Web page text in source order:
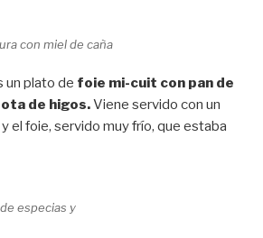
con miel de caña
un plato de foie mi-cuit con pan de
de higos.Viene servido con un
el foie, servido muy frío, que estaba
especias y